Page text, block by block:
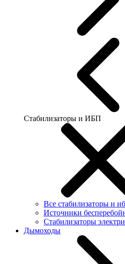
Стабилизаторы и ИБП
Все стабилизаторы и
Источники
Стабилизаторы
Дымоходы